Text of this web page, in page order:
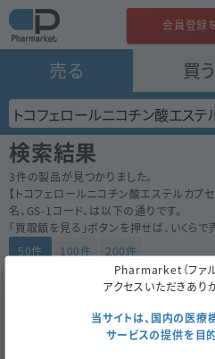
売る 買う
会員登録
検索結果
3件の製品が見つかりました。
【 トコフェロールニコチン酸エステルカプセ
名、GS-1コード、は以下の通りです。
「買取額を見る」ボタンを押せば、いくら
50件
100件 200件
トコフェロールニコチン酸エステルカプ
陽進堂
Pharmarket（ファ
アクセスいただきあり
当サイトは、国内の医
サービスの提供を目的